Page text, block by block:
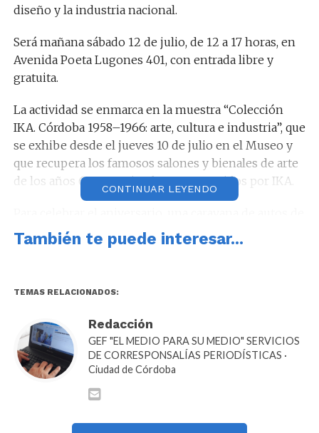
diseño y la industria nacional.
Será mañana sábado 12 de julio, de 12 a 17 horas, en
Avenida Poeta Lugones 401, con entrada libre y
gratuita.
La actividad se enmarca en la muestra “Colección
IKA. Córdoba 1958–1966: arte, cultura e industria”, que
se exhibe desde el jueves 10 de julio en el Museo y
que recupera los famosos salones y bienales de arte
de los años 60, patrocinados y promovidos por IKA.
colección de las asociaciones Renault Classic
Córdoba y Club Renault Gordini (Filial Córdoba)
En la playa del museo se exhibirá una docena de
“Gordinis” de colección, acompañados por los
dibujos del artista Alejandro Salvay, quien rinde
CONTINUAR LEYENDO
También te puede interesar...
TEMAS RELACIONADOS:
Redacción
GEF "EL MEDIO PARA SU MEDIO" SERVICIOS
DE CORRESPONSALÍAS PERIODÍSTICAS ·
Ciudad de Córdoba